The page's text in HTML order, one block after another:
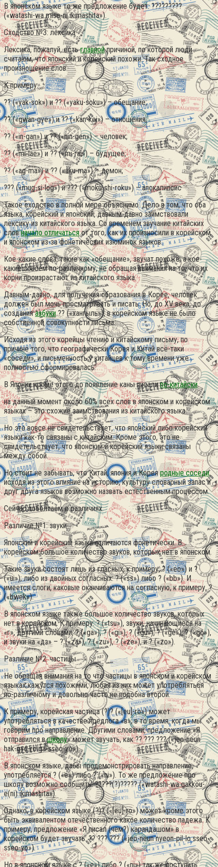
В японском языке то же предложение будет: ?????????
(«watashi-wa mise-ni ikimashita»).
Сходство №3: лексика
Лексика, пожалуй, естьглавнойпричиной, по которой люди
считаюм, что японский и корейский похожи. Так сходное
произношение слов.
К примеру:
?? («yak-sok») и ?? («yaku-soku») – обещание;
?? («gwan-gye») и ?? («kan-kei») – отношения;
?? («in-gan») и ?? («nin-gen») – человек;
?? («mi-lae») и ?? («mi-rai») – будущее;
?? («ag-ma») и ?? («aku-ma») – демон;
??? («mug-si-log») и ??? («moku-shi-roku») – апокалипсис
Такое сходство в полной мере объяснимо. Дело в том, что оба
языка, корейский и японский, давным-давно заимствовали
лексику из китайского языка. Со временем звучание китайских
словначало отличатьсяот того, как их произносили в корейском
и японском из-за фонетических изюминок языков.
Кое-какие слова, такие как «обещание», звучат похоже, а кое-
какие совсем по-различному, не обращая внимания на то, что их
корни произрастают из китайского языка.
Давным-давно, для получения образования в Корее, человек
должен был мочь просматривать и писать. Но, до XV века, до
созданияазбуки?? («хангыль»), в корейском языке не было
собственной совокупности письма.
Исходя из этого корейцы чтению и китайскому письму, по
причине того, что географически Корея и Китай всё-таки
«соседи», и письменность у китайцев к тому времени уже
полностью сформировалась.
В Японии кроме этого до появление каны писалипо-китайски.
на данный момент около 60% всех слов в японском и корейском
языках – это схожие заимствования из китайского языка.
Но это вовсе не свидетельствует, что японский либо корейский
языки как-то связаны с китайским. Кроме этого, это не
свидетельствует, что японский и корейский языки связаны
между собой.
Но стоит не забывать, что Китай, япония и Кореяродные соседи,
исходя из этого влияние на историю, культуру словарный запас и
друг друга языков возможно назвать естественным процессом.
Сейчас поболтаем о различиях.
Различие №1: звуки
Японский и корейский языки отличаются фонетически. В
корейском большое количество звуков, которых нет в японском.
Такие звуки состоят лишь из гласных, к примеру, ? («eo») и ?
(«ui»); либо из двойных согласных: ? («ss») либо ? («bb»). И
имеется слоги, каковые оканчиваются на согласную, к примеру, ?
(«bwek»).
В японском языке также большое количество звуков, которых
нет в корейском. К примеру: ? («tsu»), звуки, начинающиеся на
«г», другими словами, ? («ga»), ? («gi»), ? («gu»), ? («ge»), ? («go»),
и звуки на «дз» – ? («za»), ? («zu»), ? («ze»), и ? («zo»).
Различие №2: частицы
Не обращая внимания на то что частицы в японском и корейском
языках кажутся похожими, любая из них может употребляться
по-различному и довольно часто не подобна второй.
К примеру, корейская частица (?)? («[eu]-ro») может
употребляться в качестве предлога «в», в то время, когда мы
говорим про направление. Другими словами, предложение «Я
отправился вшколу» может звучать, как ?? ??? ??? («jeo-neun
hak-gyo-ro ga-sseo-yo»).
В японском языке, дабы продемонстрировать направление,
употребляется ? («e») либо ? («ni»). То же предложение про
школу возможно сообщить: ?????(?)????? («watashi-wa gakkou-
e(ni) ikimashita»).
Однако, в корейском языке (?)? («[eu]-ro») может кроме этого
быть эквивалентом отечественного какое количество падежа. К
примеру, предложение «Я писал (чем?) карандашом» в
корейском будет звучать: ?? ??? ??? («jeo-neun nyeon-pil-lo sseo-
sseo-yo»).
Но в японском языке с ? («e») либо ? («ni») так же поступить